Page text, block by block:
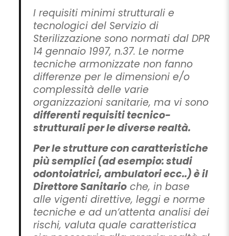
I requisiti minimi strutturali e
tecnologici del Servizio di
Sterilizzazione sono normati dal DPR
14 gennaio 1997, n.37. Le norme
tecniche armonizzate non fanno
differenze per le dimensioni e/o
complessità delle varie
organizzazioni sanitarie, ma vi sono
differenti requisiti tecnico-
strutturali per le diverse realtà.
Per le strutture con caratteristiche
più semplici (ad esempio: studi
odontoiatrici, ambulatori ecc..) è il
Direttore Sanitarioche, in base
alle vigenti direttive, leggi e norme
tecniche e ad un’attenta analisi dei
rischi, valuta quale caratteristica